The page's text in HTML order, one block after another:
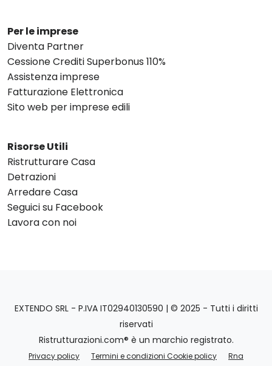
Per le imprese
Diventa Partner
Cessione Crediti Superbonus 110%
Assistenza imprese
Fatturazione Elettronica
Sito web per imprese edili
Risorse Utili
Ristrutturare Casa
Detrazioni
Arredare Casa
Seguici su Facebook
Lavora con noi
EXTENDO SRL - P.IVA IT02940130590 | © 2025 - Tutti i diritti
riservati
Ristrutturazioni.com® è un marchio registrato.
Privacy policy Termini e condizioni Cookie policy Rna